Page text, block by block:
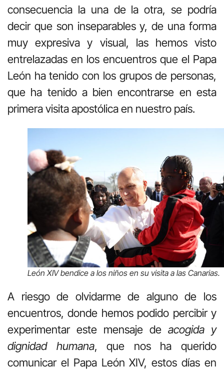
consecuencia la una de la otra, se podría
decir que son inseparables y, de una forma
muy expresiva y visual, las hemos visto
entrelazadas en los encuentros que el Papa
León ha tenido con los grupos de personas,
que ha tenido a bien encontrarse en esta
primera visita apostólica en nuestro país.
León XIV bendice a los niños en su visita a las Canarias.
A riesgo de olvidarme de alguno de los
encuentros, donde hemos podido percibir y
experimentar este mensaje de acogida y
dignidad humana, que nos ha querido
comunicar el Papa León XIV, estos días en